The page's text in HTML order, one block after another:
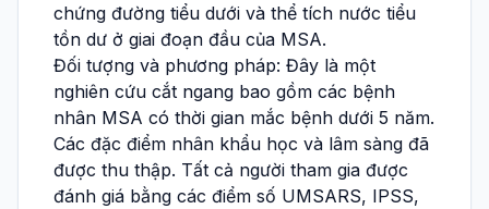
chứng đường tiểu dưới và thể tích nước tiểu
tồn dư ở giai đoạn đầu của MSA.
Đối tượng và phương pháp: Đây là một
nghiên cứu cắt ngang bao gồm các bệnh
nhân MSA có thời gian mắc bệnh dưới 5 năm.
Các đặc điểm nhân khẩu học và lâm sàng đã
được thu thập. Tất cả người tham gia được
đánh giá bằng các điểm số UMSARS, IPSS,